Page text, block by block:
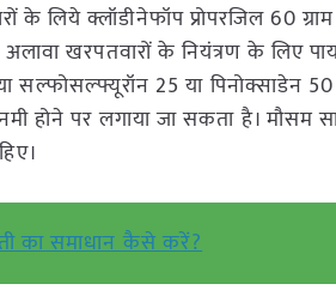
लिये क्लॉडीनेफॉप प्रोपरजिल 60
खरपतवारों के नियंत्रण के लिए
सल्फोसल्फ्यूरॉन 25 या पिनोक्साडेन
होने पर लगाया जा सकता है। मौसम
का समाधान कैसे करें?